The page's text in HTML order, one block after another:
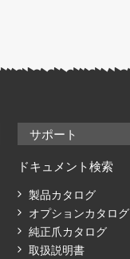
サポート
ドキュメント検索
製品カタログ
オプションカタログ
純正爪カタログ
取扱説明書